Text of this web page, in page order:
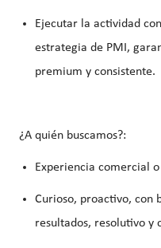
Ejecutar la actividad
estrategia de PMI ,
premium y consistente.
¿A quién buscamos?:
Experiencia comercial
Curioso, proactivo, con
resultados, resolutivo y